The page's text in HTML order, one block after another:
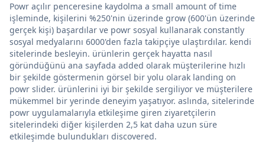
Powr açılır penceresine kaydolma a small amount of time
işleminde, kişilerini %250'nin üzerinde grow (600'ün üzerinde
gerçek kişi) başardılar ve powr sosyal kullanarak constantly
sosyal medyalarını 6000'den fazla takipçiye ulaştırdılar. kendi
sitelerinde besleyin. ürünlerin gerçek hayatta nasıl
göründüğünü ana sayfada added olarak müşterilerine hızlı
bir şekilde göstermenin görsel bir yolu olarak landing on
powr slider. ürünlerini iyi bir şekilde sergiliyor ve müşterilere
mükemmel bir yerinde deneyim yaşatıyor. aslında, sitelerinde
powr uygulamalarıyla etkileşime giren ziyaretçilerin
sitelerindeki diğer kişilerden 2,5 kat daha uzun süre
etkileşimde bulundukları discovered.